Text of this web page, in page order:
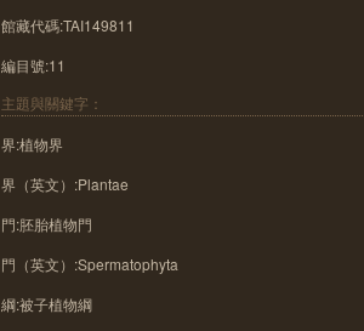
館藏代碼:TAI149811
編目號:11
主題與關鍵字：
界:植物界
界（英文）:Plantae
門:胚胎植物門
門（英文）:Spermatophyta
綱:被子植物綱